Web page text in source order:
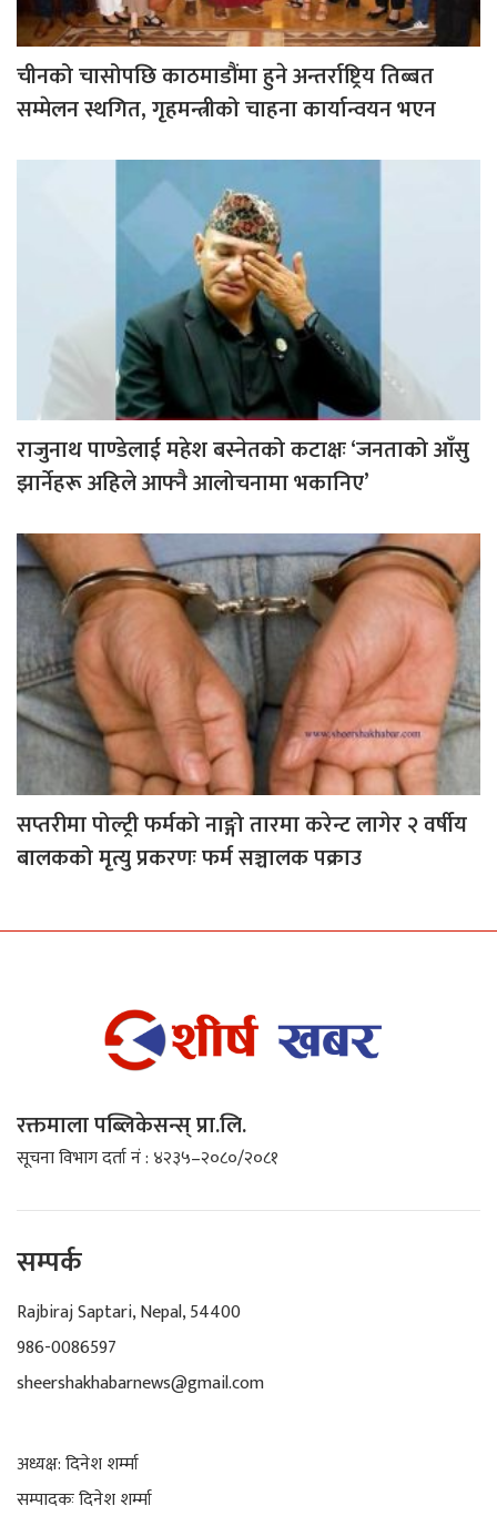
चीनको चासोपछि काठमाडौंमा हुने अन्तर्राष्ट्रिय तिब्बत
सम्मेलन स्थगित, गृहमन्त्रीको चाहना कार्यान्वयन भएन
राजुनाथ पाण्डेलाई महेश बस्नेतको कटाक्षः ‘जनताको आँसु
झार्नेहरू अहिले आफ्नै आलोचनामा भकानिए’
सप्तरीमा पोल्ट्री फर्मको नाङ्गो तारमा करेन्ट लागेर २ वर्षीय
बालकको मृत्यु प्रकरणः फर्म सञ्चालक पक्राउ
रक्तमाला पब्लिकेसन्स् प्रा.लि.
सूचना विभाग दर्ता नं : ४२३५–२०८०/२०८१
सम्पर्क
Rajbiraj Saptari, Nepal, 54400
986-0086597
sheershakhabarnews@gmail.com
अध्यक्ष: दिनेश शर्म्मा
सम्पादकः दिनेश शर्म्मा